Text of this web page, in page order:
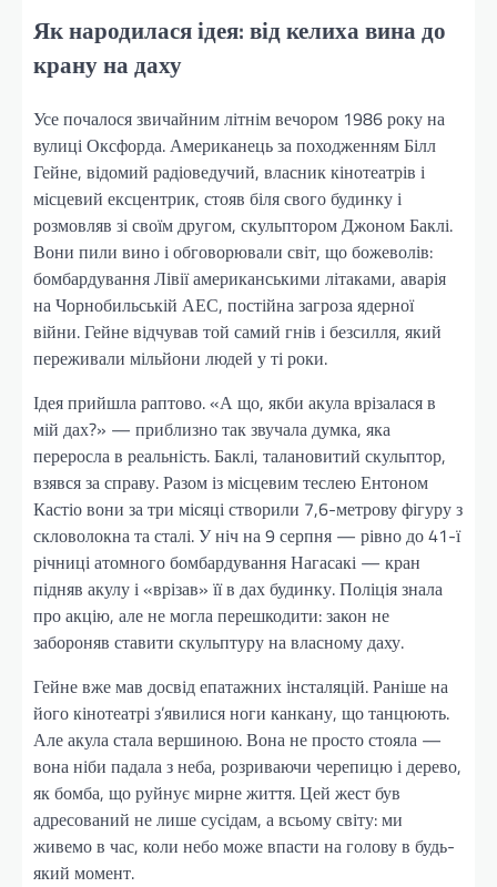
Як народилася ідея: від келиха вина до
крану на даху
Усе почалося звичайним літнім вечором 1986 року на
вулиці Оксфорда. Американець за походженням Білл
Гейне, відомий радіоведучий, власник кінотеатрів і
місцевий ексцентрик, стояв біля свого будинку і
розмовляв зі своїм другом, скульптором Джоном Баклі.
Вони пили вино і обговорювали світ, що божеволів:
бомбардування Лівії американськими літаками, аварія
на Чорнобильській АЕС, постійна загроза ядерної
війни. Гейне відчував той самий гнів і безсилля, який
переживали мільйони людей у ті роки.
Ідея прийшла раптово. «А що, якби акула врізалася в
мій дах?» — приблизно так звучала думка, яка
переросла в реальність. Баклі, талановитий скульптор,
взявся за справу. Разом із місцевим теслею Ентоном
Кастіо вони за три місяці створили 7,6-метрову фігуру з
скловолокна та сталі. У ніч на 9 серпня — рівно до 41-ї
річниці атомного бомбардування Нагасакі — кран
підняв акулу і «врізав» її в дах будинку. Поліція знала
про акцію, але не могла перешкодити: закон не
забороняв ставити скульптуру на власному даху.
Гейне вже мав досвід епатажних інсталяцій. Раніше на
його кінотеатрі з’явилися ноги канкану, що танцюють.
Але акула стала вершиною. Вона не просто стояла —
вона ніби падала з неба, розриваючи черепицю і дерево,
як бомба, що руйнує мирне життя. Цей жест був
адресований не лише сусідам, а всьому світу: ми
живемо в час, коли небо може впасти на голову в будь-
який момент.